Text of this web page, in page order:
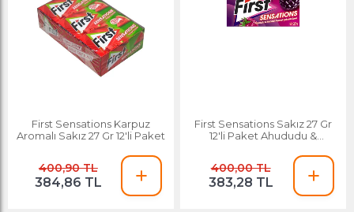
First Sensations Karpuz
Aromalı Sakız 27 Gr 12'li Paket
400,90 TL
384,86 TL
First Sensations Sakız 27 Gr
12'li Paket Ahududu &
400,00 TL
383,28 TL